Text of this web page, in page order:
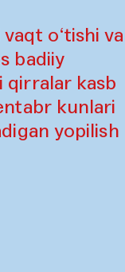
o‘tishi va
badiiy
qirralar kasb
kunlari
yopilish